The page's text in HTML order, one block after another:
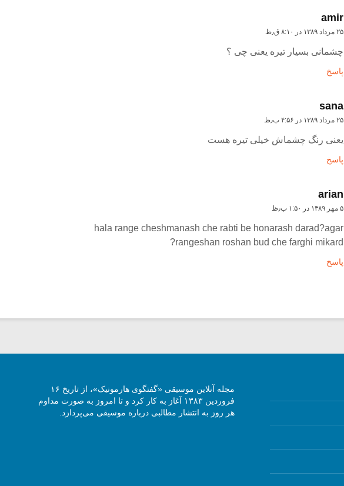
amir
۲۵ مرداد ۱۳۸۹ در ۸:۱۰ ق٫ظ
چشمانی بسیار تیره یعنی چی ؟
پاسخ
sana
۲۵ مرداد ۱۳۸۹ در ۴:۵۶ ب٫ظ
یعنی رنگ چشماش خیلی تیره هست
پاسخ
arian
۵ مهر ۱۳۸۹ در ۱:۵۰ ب٫ظ
hala range cheshmanash che rabti be honarash darad?agar
rangeshan roshan bud che farghi mikard?
پاسخ
مجله آنلاین موسیقی «گفتگوی هارمونیک»، از تاریخ ۱۶
فروردین ۱۳۸۳ آغاز به کار کرد و تا امروز به صورت مداوم
هر روز به انتشار مطالبی درباره موسیقی می‌پردازد.